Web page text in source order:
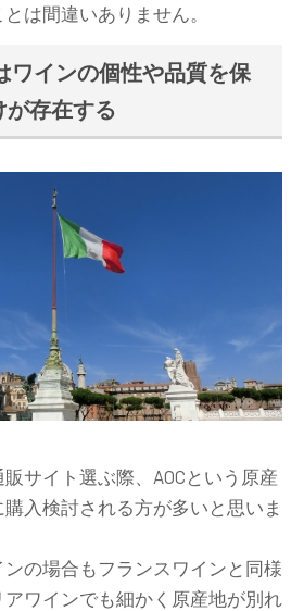
は間違いありません。
インの個性や品質を保
存在する
サイト選ぶ際、AOCという原産
入検討される方が多いと思いま
の場合もフランスワインと同様
ワインでも細かく原産地が別れ